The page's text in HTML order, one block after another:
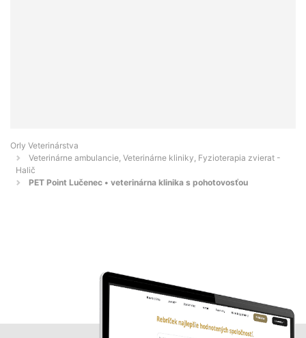
Orly Veterinárstva
Veterinárne ambulancie, Veterinárne kliniky, Fyzioterapia zvierat -
Halič
PET Point Lučenec • veterinárna klinika s pohotovosťou